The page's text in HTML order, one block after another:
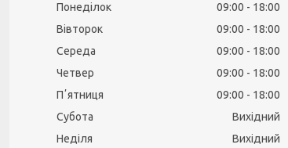
Понеділок 09:00
18:00
Вівторок
09:00
18:00
Середа
09:00
18:00
Четвер
09:00
18:00
Пʼятниця
09:00
18:00
Субота
Вихідний
Неділя
Вихідний